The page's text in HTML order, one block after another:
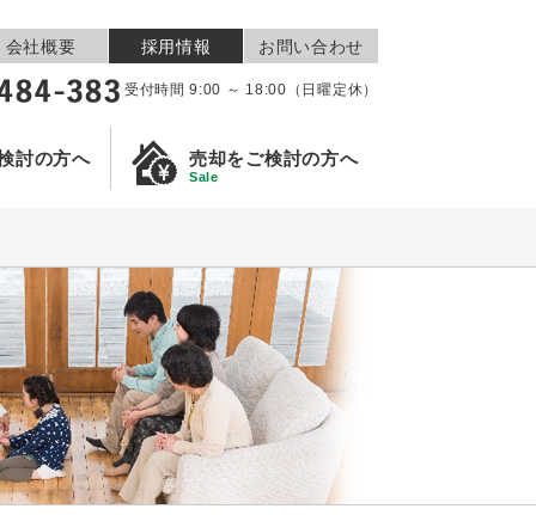
受付時間 9:00 ～ 18:00（日曜定休）
討の方へ 売却をご検討の方へ
Sale
会社概要 採用情報 お問い合わせ